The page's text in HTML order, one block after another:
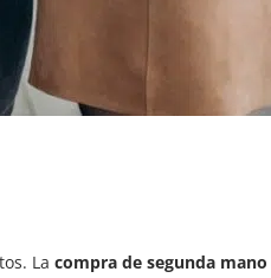
La compra de segunda mano